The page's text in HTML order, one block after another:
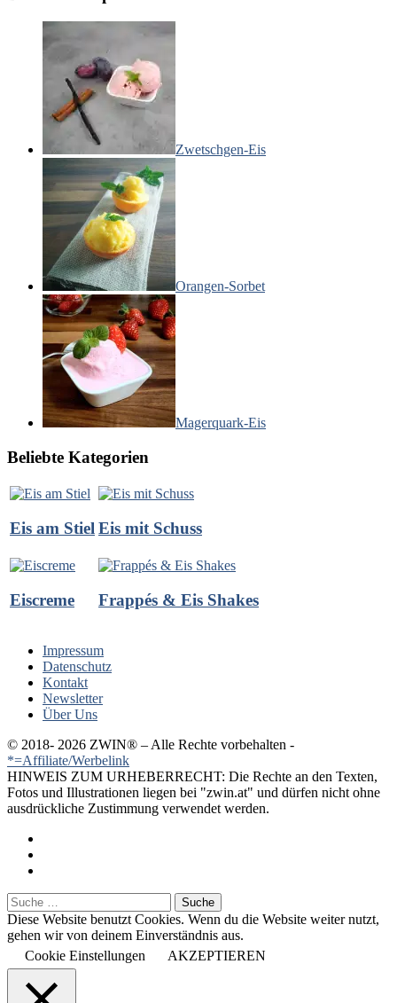
Zwetschgen-Eis
Orangen-Sorbet
Magerquark-Eis
Beliebte Kategorien
Eis am Stiel Eis mit Schuss
Eiscreme Frappés & Eis Shakes
Impressum
Datenschutz
Kontakt
Newsletter
Über Uns
© 2018- 2026 ZWIN®️ – Alle Rechte vorbehalten -
*=Affiliate/Werbelink
HINWEIS ZUM URHEBERRECHT: Die Rechte an den Texten,
Fotos und Illustrationen liegen bei "zwin.at" und dürfen nicht ohne
ausdrückliche Zustimmung verwendet werden.
Diese Website benutzt Cookies. Wenn du die Website weiter nutzt,
gehen wir von deinem Einverständnis aus.
Cookie Einstellungen
AKZEPTIEREN